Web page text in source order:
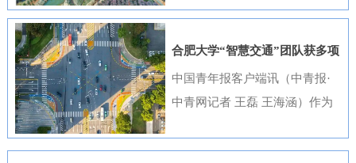
《廉心清颂》《缝隙》等获奖作
品构思精巧、寓意深刻，将廉洁
内涵与传统文化元素相融合，充
参会工作，已于9月20日在合肥
进博会外企（安徽）供需对接暨
投资交流活动”，会上，130余家
安徽本土知名企业与21家进博会
系。在本届进博会上，来自安徽
南山区，歙县桂林国有林场的林
下基地里，农户忙着采收黄栀
林，从各自为战到联农共富，安
合肥大学“智慧交通”团队获多项
重要进展
中国青年报客户端讯（中青报·
中青网记者 王磊 王海涵）作为
局城市，合肥正在着力打造低空